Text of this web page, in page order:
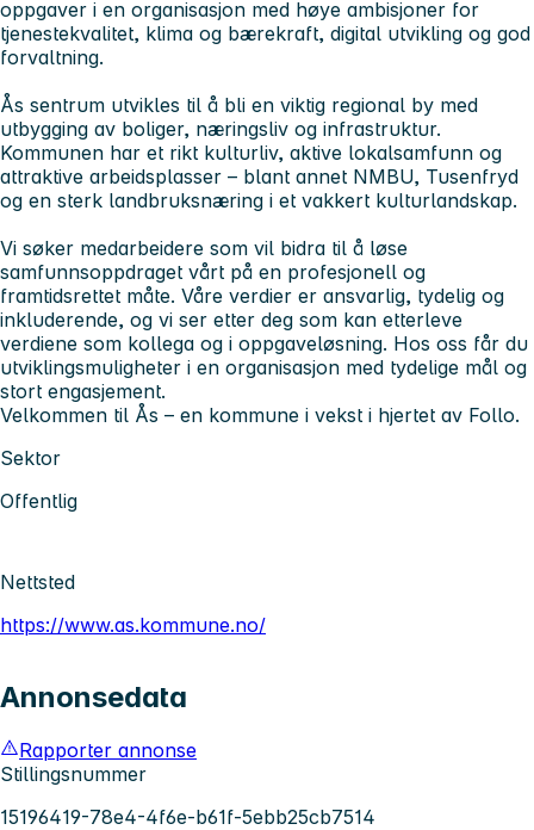
oppgaver i en organisasjon med høye ambisjoner for
tjenestekvalitet, klima og bærekraft, digital utvikling og god
forvaltning.
Ås sentrum utvikles til å bli en viktig regional by med
utbygging av boliger, næringsliv og infrastruktur.
Kommunen har et rikt kulturliv, aktive lokalsamfunn og
attraktive arbeidsplasser – blant annet NMBU, Tusenfryd
og en sterk landbruksnæring i et vakkert kulturlandskap.
Vi søker medarbeidere som vil bidra til å løse
samfunnsoppdraget vårt på en profesjonell og
framtidsrettet måte. Våre verdier er ansvarlig, tydelig og
inkluderende, og vi ser etter deg som kan etterleve
verdiene som kollega og i oppgaveløsning. Hos oss får du
utviklingsmuligheter i en organisasjon med tydelige mål og
stort engasjement.
Velkommen til Ås – en kommune i vekst i hjertet av Follo.
Sektor
Offentlig
Nettsted
https://www.as.kommune.no/
Annonsedata
Rapporter annonse
Stillingsnummer
15196419-78e4-4f6e-b61f-5ebb25cb7514